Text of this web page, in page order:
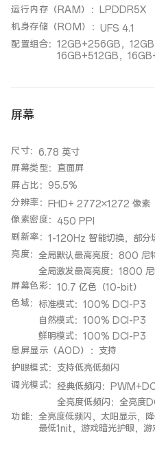
运行内存（RAM） ：
LPDDR5X
机身存储（ROM）
： UFS 4.1
配置组合： 12GB+256GB，
16GB+512GB，
屏幕
尺寸： 6.78 英寸
屏幕类型： 直面屏
屏占比： 95.5%
分辨率：
FHD+ 2772×1272 像素
像素密度： 450 PPI
刷新率： 1-120Hz 智能切换，部分
亮度： 全局默认最高亮度：800 尼
全局激发最高亮度：1800
屏幕色彩： 10.7 亿色（10-bit）
色域： 标准模式：100% DCI-P3
自然模式：100% DCI-P3
鲜明模式：100% DCI-P3
息屏显示（AOD）
： 支持
护眼模式： 支持低亮低频闪
调光模式： 经典低频闪：
全亮度低频闪：全亮度
功能： 全亮度低频闪，太阳显示，
最低1nit，游戏暗光护眼，